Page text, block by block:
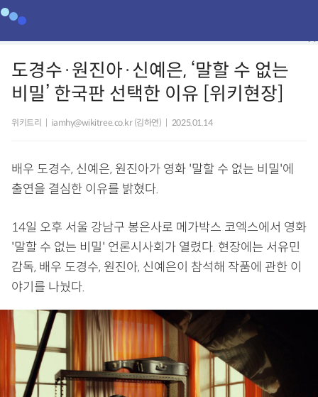
도경수·원진아·신예은, ‘말할 수 없는
비밀’ 한국판 선택한 이유 [위키현장]
위키트리 iamhy@wikitree.co.kr (김하연) 2025.01.14
배우 도경수, 신예은, 원진아가 영화 '말할 수 없는 비밀'에
출연을 결심한 이유를 밝혔다.
14일 오후 서울 강남구 봉은사로 메가박스 코엑스에서 영화
'말할 수 없는 비밀' 언론시사회가 열렸다. 현장에는 서유민
감독, 배우 도경수, 원진아, 신예은이 참석해 작품에 관한 이
야기를 나눴다.